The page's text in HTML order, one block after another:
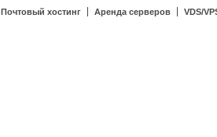
Почтовый хостинг Аренда серверов VDS/